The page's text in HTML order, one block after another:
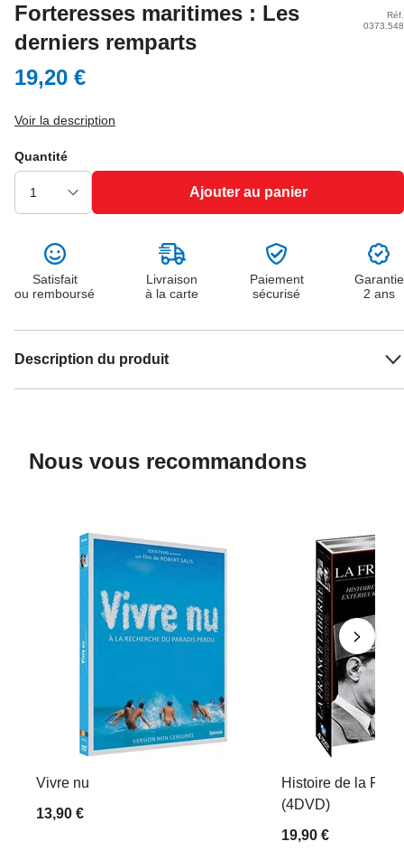
Forteresses maritimes : Les
derniers remparts
Réf.
0373.548
19,20 €
Voir la description
Quantité
Ajouter au panier
Satisfait
ou remboursé
Livraison
à la carte
Paiement
sécurisé
Garantie
2 ans
Description du produit
Nous vous recommandons
Vivre nu
13,90 €
Histoire de la
(4DVD)
19,90 €